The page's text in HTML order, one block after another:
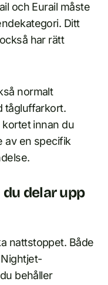
och Eurail måste
Ditt
har rätt
normalt
tågluffarkort.
innan du
av en specifik
delar upp
nattstoppet. Både
behåller